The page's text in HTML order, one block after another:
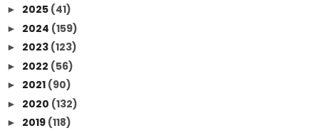
► 2025 (41)
► 2024 (159)
► 2023 (123)
► 2022 (56)
► 2021 (90)
► 2020 (132)
► 2019 (118)